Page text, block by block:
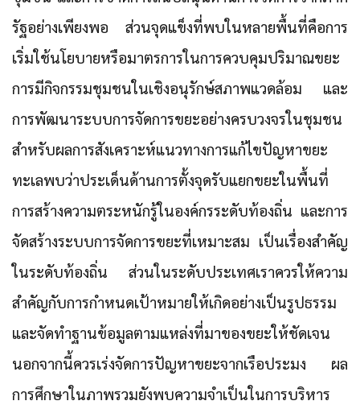
รัฐอย่างเพียงพอ ส่วนจุดแข็งที่พบในหลายพื้นที่คือการ
เริ่มใช้นโยบายหรือมาตรการในการควบคุมปริมาณขยะ
การมีกิจกรรมชุมชนในเชิงอนุรักษ์สภาพแวดล้อม และ
การพัฒนาระบบการจัดการขยะอย่างครบวงจรในชุมชน
สำหรับผลการสังเคราะห์แนวทางการแก้ไขปัญหาขยะ
ทะเลพบว่าประเด็นด้านการตั้งจุดรับแยกขยะในพื้นที่
การสร้างความตระหนักรู้ในองค์กรระดับท้องถิ่น และการ
จัดสร้างระบบการจัดการขยะที่เหมาะสม เป็นเรื่องสำคัญ
ในระดับท้องถิ่น ส่วนในระดับประเทศเราควรให้ความ
สำคัญกับการกำหนดเป้าหมายให้เกิดอย่างเป็นรูปธรรม
และจัดทำฐานข้อมูลตามแหล่งที่มาของขยะให้ชัดเจน
นอกจากนี้ควรเร่งจัดการปัญหาขยะจากเรือประมง ผล
การศึกษาในภาพรวมยังพบความจำเป็นในการบริหาร